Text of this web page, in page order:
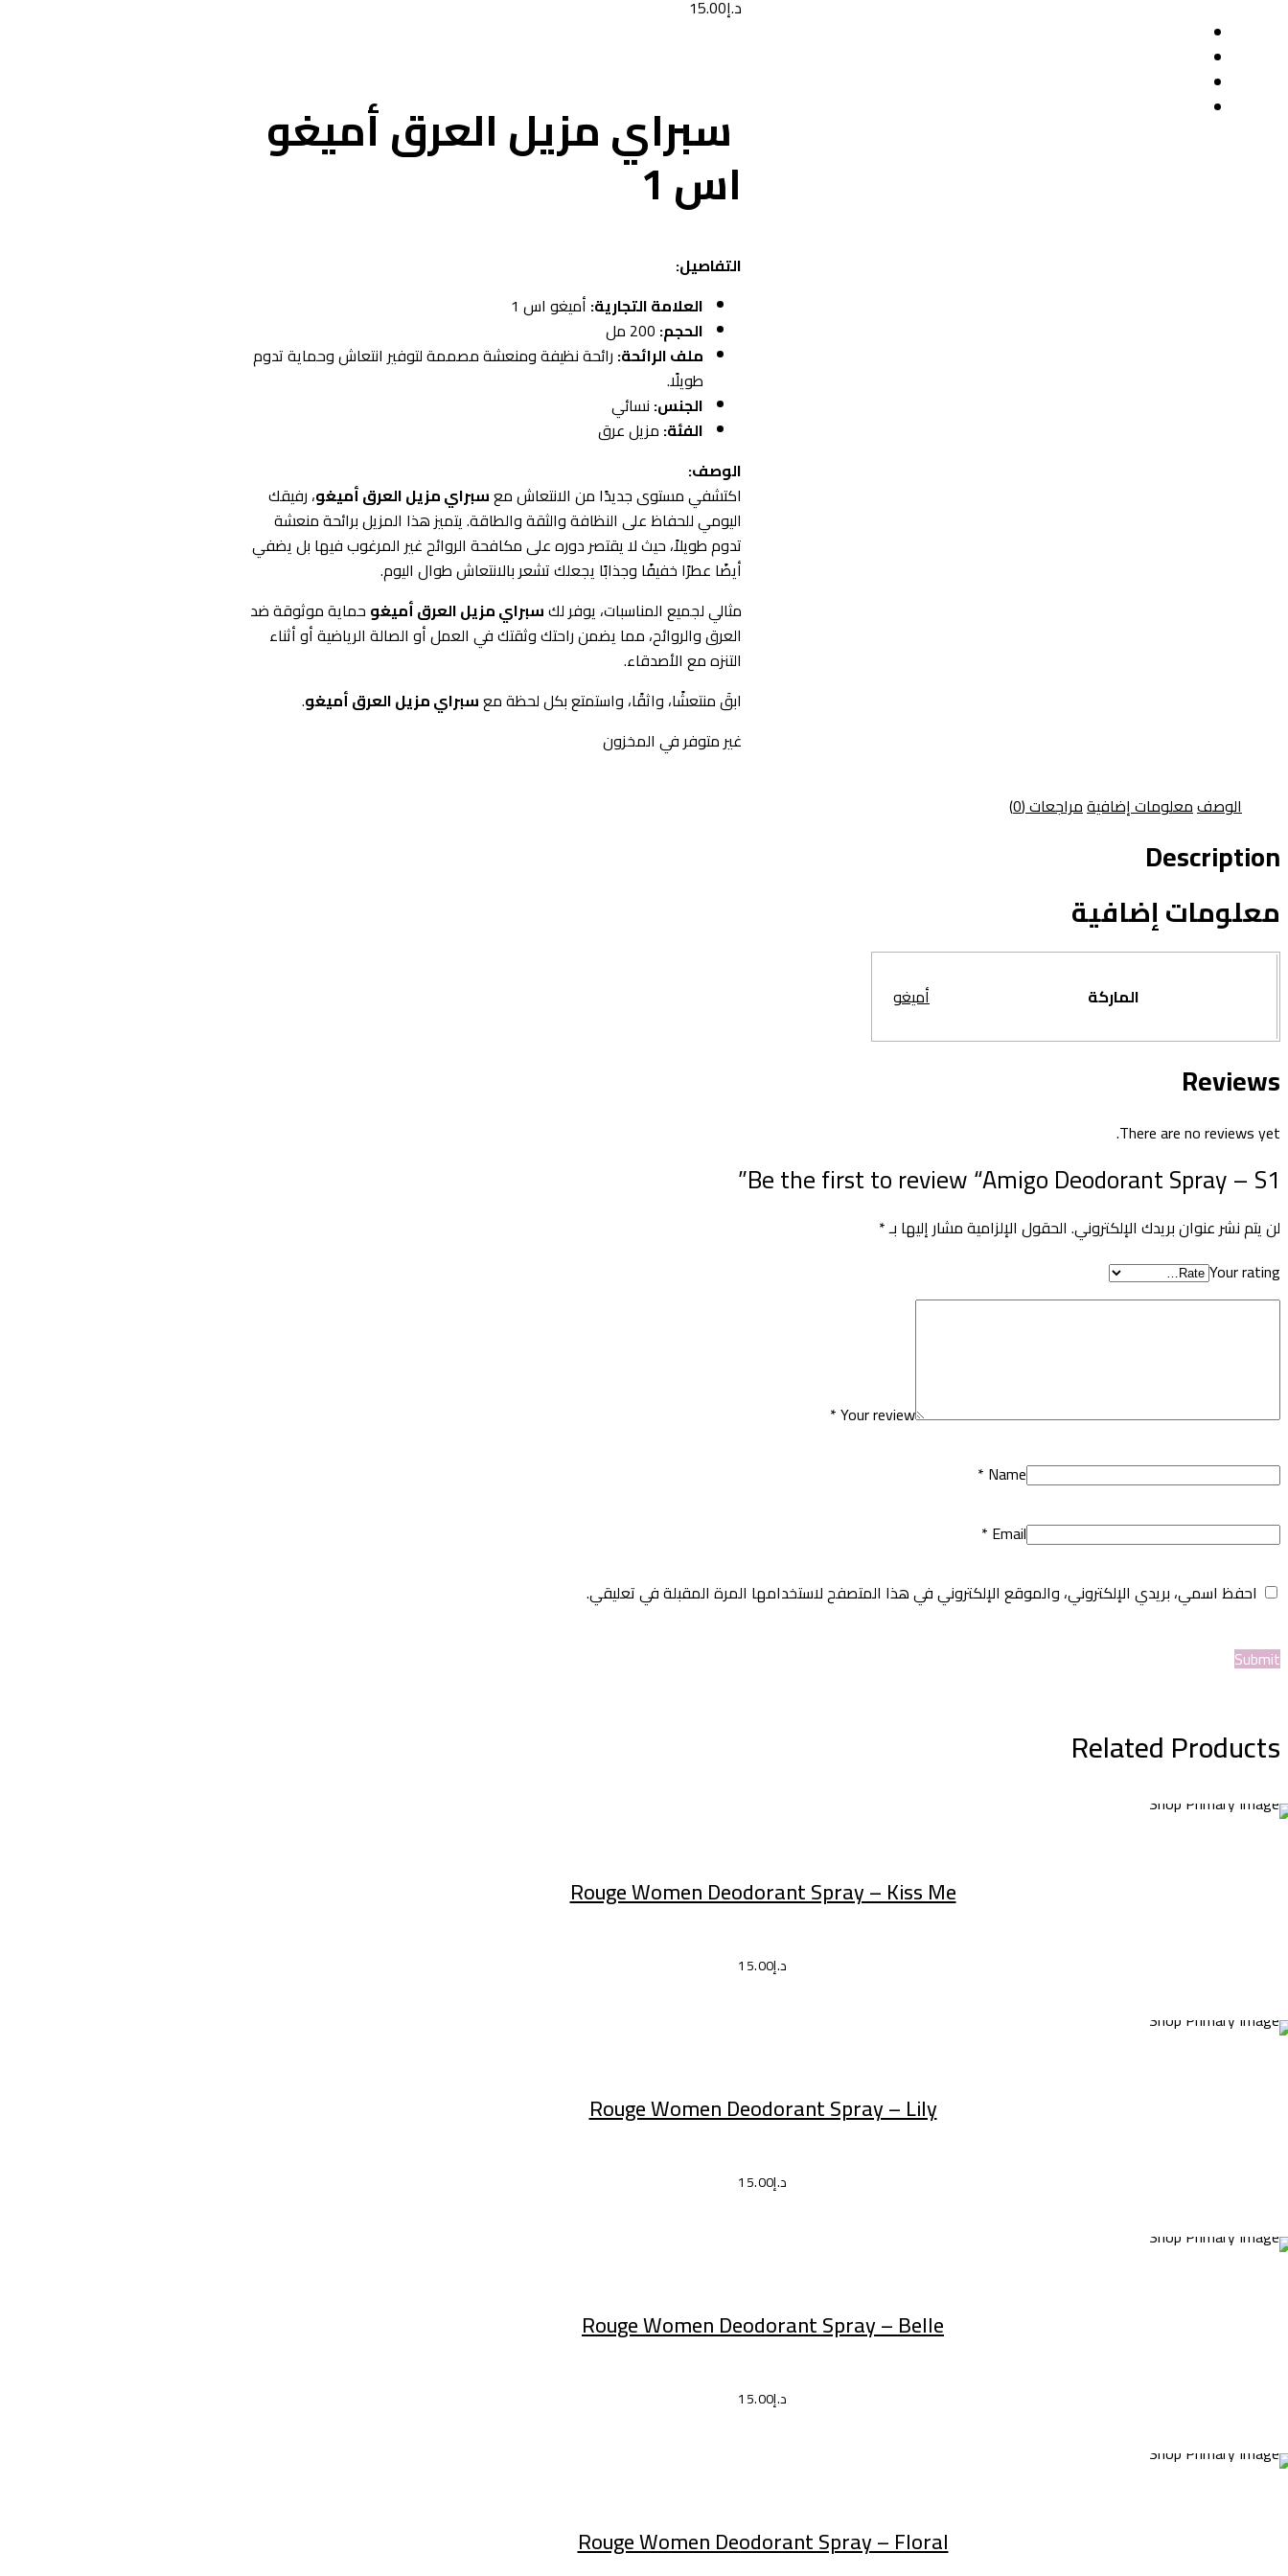
د.إ15.00
سبراي مزيل العرق أميغو
اس 1
التفاصيل:
العلامة التجارية: أميغو اس 1
الحجم:
ملف الرائحة: رائحة نظيفة ومنعشة مصممة لتوفير انتعاش وحماية تدوم
طويلًا.
الجنس: نسائي
الفئة: مزيل عرق
الوصف:
اكتشفي مستوى جديدًا من الانتعاش معسبراي مزيل العرق أميغو، رفيقك
اليومي للحفاظ على النظافة والثقة والطاقة. يتميز هذا المزيل برائحة منعشة
تدوم طويلاً، حيث لا يقتصر دوره على مكافحة الروائح غير المرغوب فيها بل يضفي
أيضًا عطرًا خفيفًا وجذابًا يجعلك تشعر بالانتعاش طوال اليوم.
مثالي لجميع المناسبات، يوفر لكسبراي مزيل العرق أميغو حماية موثوقة ضد
العرق والروائح، مما يضمن راحتك وثقتك في العمل أو الصالة الرياضية أو أثناء
التنزه مع الأصدقاء.
ابقَ منتعشًا، واثقًا، واستمتع بكل لحظة معسبراي مزيل العرق أميغو.
غير متوفر في المخزون
الوصفمعلومات إضافيةمراجعات (0)
Description
معلومات إضافية
الماركة أميغو
Reviews
There are no reviews yet.
Be the first to review “Amigo Deodorant Spray – S1”
لن يتم نشر عنوان بريدك الإلكتروني. الحقول الإلزامية مشار إليها بـ*
Your rating
Your review
*
Name
*
Email
*
احفظ اسمي، بريدي الإلكتروني، والموقع الإلكتروني في هذا المتصفح لاستخدامها المرة المقبلة في تعليقي.
Related Products
Rouge Women Deodorant Spray – Kiss Me
د.إ15.00
Rouge Women Deodorant Spray – Lily
د.إ15.00
Rouge Women Deodorant Spray – Belle
د.إ15.00
Rouge Women Deodorant Spray – Floral